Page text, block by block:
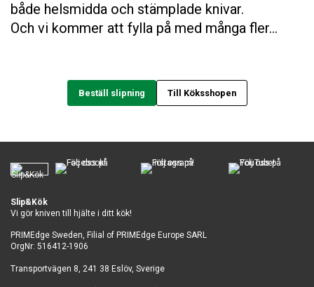
både helsmidda och stämplade knivar.
Och vi kommer att fylla på med många fler…
Beställ slipning Till Köksshopen
Slip&Kök
Vi gör kniven till hjälte i ditt kök!
PRIMEdge Sweden, Filial of PRIMEdge Europe SARL
OrgNr: 516412-1906
Transportvägen 8, 241 38 Eslöv, Sverige